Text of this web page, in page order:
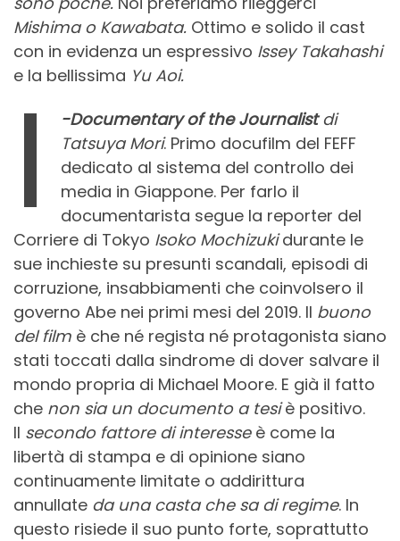
Mishima o Kawabata. Ottimo e solido il cast
con in evidenza un espressivo Issey Takahashi
e la bellissima Yu Aoi.
I -Documentary of the Journalist di
Tatsuya Mori. Primo docufilm del FEFF
dedicato al sistema del controllo dei
media in Giappone. Per farlo il
documentarista segue la reporter del
Corriere di Tokyo Isoko Mochizukidurante le
sue inchieste su presunti scandali, episodi di
corruzione, insabbiamenti che coinvolsero il
governo Abe nei primi mesi del 2019. Il buono
del film è che né regista né protagonista siano
stati toccati dalla sindrome di dover salvare il
mondo propria di Michael Moore. E già il fatto
che non sia un documento a tesiè positivo.
Il secondo fattore di interesse è come la
libertà di stampa e di opinione siano
continuamente limitate o addirittura
annullate da una casta che sa di regime. In
questo risiede il suo punto forte, soprattutto